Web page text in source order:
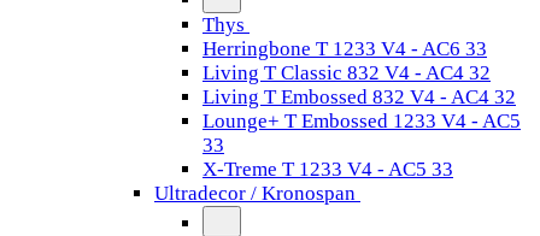
Thys
Herringbone T 1233 V4 - AC6 33
Living T Classic 832 V4 - AC4 32
Living T Embossed 832 V4 - AC4 32
Lounge+ T Embossed 1233 V4 - AC5
33
X-Treme T 1233 V4 - AC5 33
Ultradecor / Kronospan